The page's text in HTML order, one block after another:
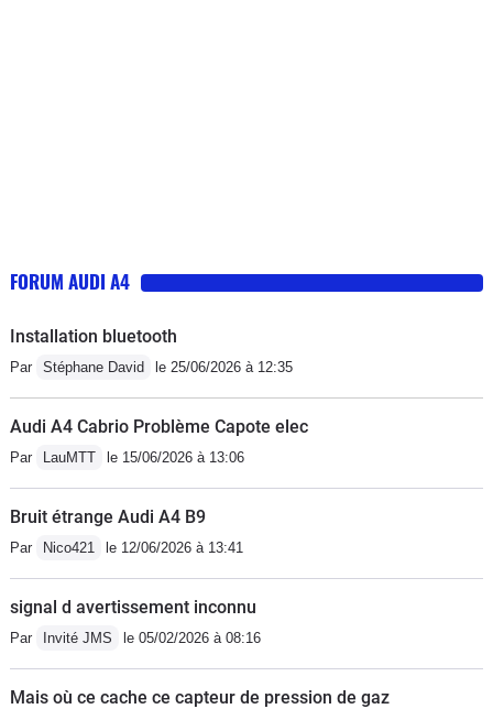
FORUM AUDI A4
Installation bluetooth
Par Stéphane David le 25/06/2026 à 12:35
Audi A4 Cabrio Problème Capote elec
Par LauMTT le 15/06/2026 à 13:06
Bruit étrange Audi A4 B9
Par Nico421 le 12/06/2026 à 13:41
signal d avertissement inconnu
Par Invité JMS le 05/02/2026 à 08:16
Mais où ce cache ce capteur de pression de gaz